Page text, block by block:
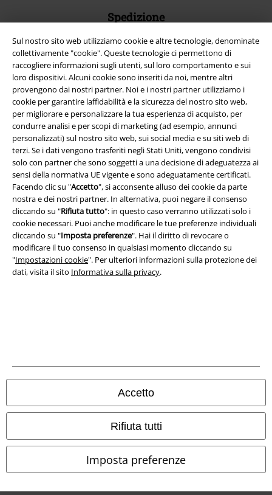
Sul nostro sito web utilizziamo cookie e altre tecnologie, denominate
collettivamente "cookie". Queste tecnologie ci permettono di
raccogliere informazioni sugli utenti, sul loro comportamento e sui
loro dispositivi. Alcuni cookie sono inseriti da noi, mentre altri
provengono dai nostri partner. Noi e i nostri partner utilizziamo i
cookie per garantire laffidabilità e la sicurezza del nostro sito web,
per migliorare e personalizzare la tua esperienza di acquisto, per
condurre analisi e per scopi di marketing (ad esempio, annunci
personalizzati) sul nostro sito web, sui social media e su siti web di
terzi. Se i dati vengono trasferiti negli Stati Uniti, vengono condivisi
solo con partner che sono soggetti a una decisione di adeguatezza ai
sensi della normativa UE vigente e sono adeguatamente certificati.
Facendo clic su "Accetto", si acconsente alluso dei cookie da parte
nostra e dei nostri partner. In alternativa, puoi negare il consenso
cliccando su "Rifiuta tutto": in questo caso verranno utilizzati solo i
cookie necessari. Puoi anche modificare le tue preferenze individuali
cliccando su "Imposta preferenze". Hai il diritto di revocare o
modificare il tuo consenso in qualsiasi momento cliccando su
"Impostazioni cookie". Per ulteriori informazioni sulla protezione dei
dati, visita il sito Informativa sulla privacy.
Accetto
Rifiuta tutti
Imposta preferenze
Spedizione
App EMP
Scarica la nuova app di EMP!
A Warner Music Group Company
Info legali
Termini & Condizioni
Redazione
Legge sulla Privacy
Smaltimento rifiuti e protezione dell’ambiente
Dichiarazione di Conformità